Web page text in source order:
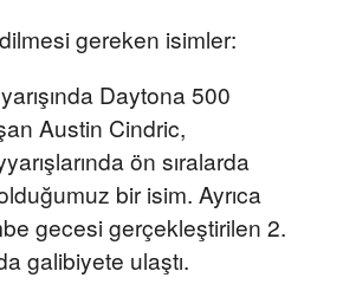
gereken isimler:
Daytona 500
Austin Cindric,
ön sıralarda
bir isim. Ayrıca
gecesi gerçekleştirilen 2.
galibiyete ulaştı.